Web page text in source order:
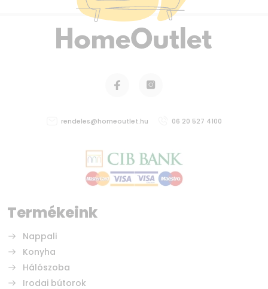
Termékeink
Nappali
Konyha
Hálószoba
Irodai bútorok
rendeles@homeoutlet.hu 06 20 527 4100